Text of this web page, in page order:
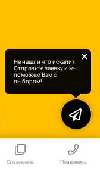
Сравнение Позвонить
Не нашли что искали?
Отправьте заявку и мы
поможем Вам с
выбором!
×